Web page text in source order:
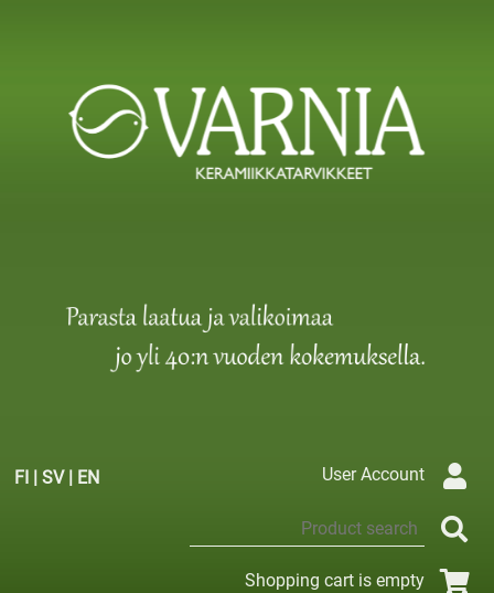
FI | SV| EN User Account
Shopping cart is empty